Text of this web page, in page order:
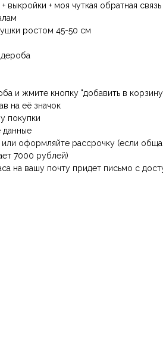
выкройки + моя чуткая обратная связь
ростом 45-50 см
и жмите кнопку "добавить в
на её значок
покупки
данные
или оформляйте рассрочку (если
7000 рублей)
на вашу почту придет письмо с